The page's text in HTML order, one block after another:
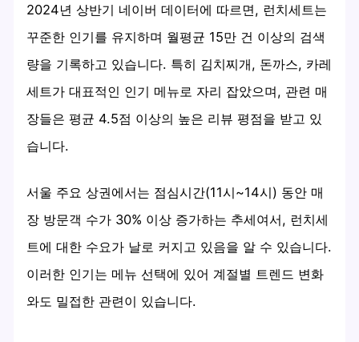
2024년 상반기 네이버 데이터에 따르면, 런치세트는
꾸준한 인기를 유지하며 월평균 15만 건 이상의 검색
량을 기록하고 있습니다. 특히 김치찌개, 돈까스, 카레
세트가 대표적인 인기 메뉴로 자리 잡았으며, 관련 매
장들은 평균 4.5점 이상의 높은 리뷰 평점을 받고 있
습니다.
서울 주요 상권에서는 점심시간(11시~14시) 동안 매
장 방문객 수가 30% 이상 증가하는 추세여서, 런치세
트에 대한 수요가 날로 커지고 있음을 알 수 있습니다.
이러한 인기는 메뉴 선택에 있어 계절별 트렌드 변화
와도 밀접한 관련이 있습니다.